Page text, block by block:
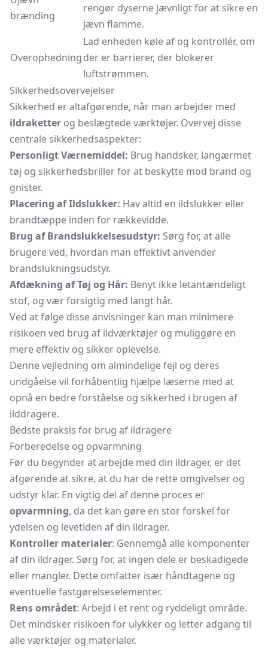
brænding
rengør dyserne jævnligt for at sikre en
jævn flamme.
Overophedning
Lad enheden køle af og kontrollér, om
der er barrierer, der blokerer
luftstrømmen.
Sikkerhedsovervejelser
Sikkerhed er altafgørende, når man arbejder med
ildraketter og beslægtede værktøjer. Overvej disse
centrale sikkerhedsaspekter:
Personligt Værnemiddel: Brug handsker, langærmet
tøj og sikkerhedsbriller for at beskytte mod brand og
gnister.
Placering af Ildslukker: Hav altid en ildslukker eller
brandtæppe inden for rækkevidde.
Brug af Brandslukkelsesudstyr: Sørg for, at alle
brugere ved, hvordan man effektivt anvender
brandslukningsudstyr.
Afdækning af Tøj og Hår: Benyt ikke letantændeligt
stof, og vær forsigtig med langt hår.
Ved at følge disse anvisninger kan man minimere
risikoen ved brug af ildværktøjer og muliggøre en
mere effektiv og sikker oplevelse.
Denne vejledning om almindelige fejl og deres
undgåelse vil forhåbentlig hjælpe læserne med at
opnå en bedre forståelse og sikkerhed i brugen af
ilddragere.
Bedste praksis for brug af ildragere
Forberedelse og opvarmning
Før du begynder at arbejde med din ildrager, er det
afgørende at sikre, at du har de rette omgivelser og
udstyr klar. En vigtig del af denne proces er
opvarmning, da det kan gøre en stor forskel for
ydelsen og levetiden af din ildrager.
Kontroller materialer: Gennemgå alle komponenter
af din ildrager. Sørg for, at ingen dele er beskadigede
eller mangler. Dette omfatter især håndtagene og
eventuelle fastgørelseselementer.
Rens området: Arbejd i et rent og ryddeligt område.
Det mindsker risikoen for ulykker og letter adgang til
alle værktøjer og materialer.